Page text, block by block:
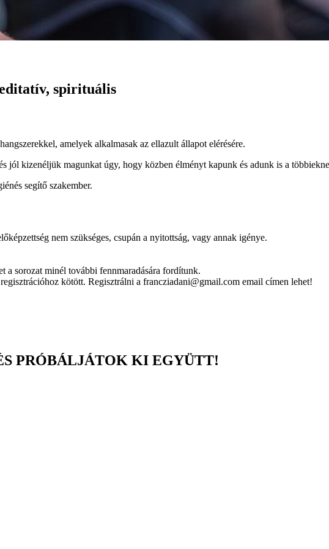
, spirituális
amelyek alkalmasak az ellazult állapot elérésére.
jól kizenéljük magunkat úgy, hogy közben élményt kapunk és adunk is a
segítő szakember.
nem szükséges, csupán a nyitottság, vagy annak igénye.
a sorozat minél további fennmaradására fordítunk.
kötött. Regisztrálni a francziadani@gmail.com email címen lehet!
PRÓBÁLJÁTOK KI EGYÜTT!